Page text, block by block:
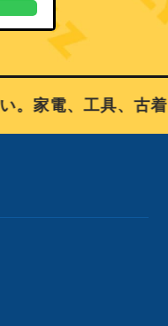
電、工具、古着